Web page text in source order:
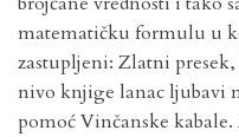
matematičku formulu u
zastupljeni: Zlatni
nivo knjige lanac ljubavi
pomoć Vinčanske